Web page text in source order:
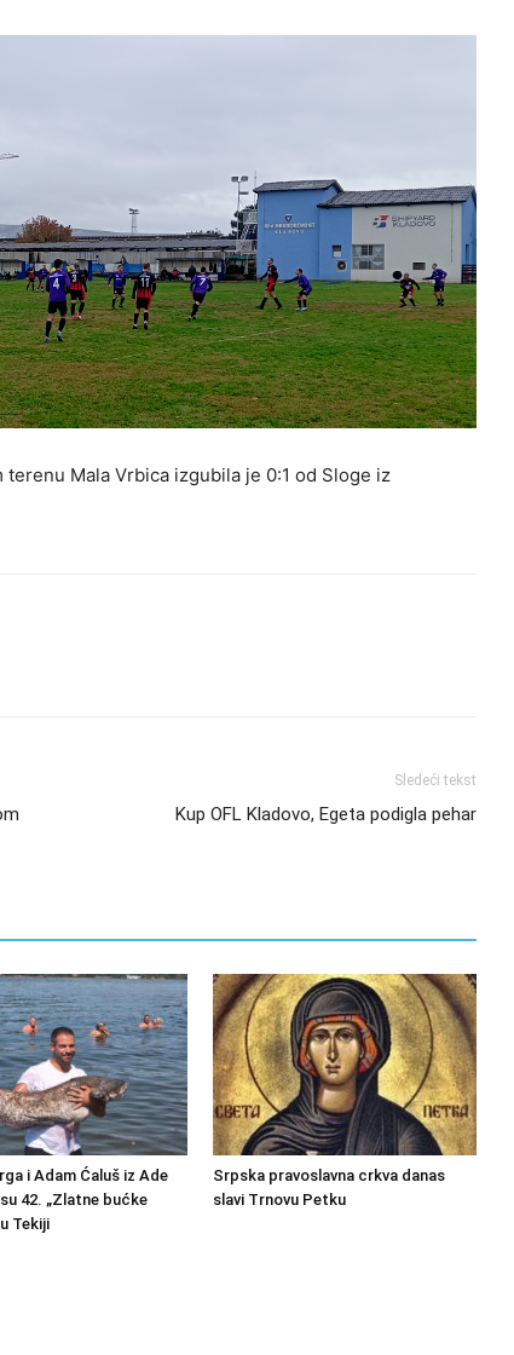
Mala Vrbica izgubila je 0:1 od Sloge iz
Sledeći tekst
Kup OFL Kladovo, Egeta podigla pehar
i Adam Ćaluš iz Ade
42. „Zlatne bućke
Tekiji
Srpska pravoslavna crkva danas
slavi Trnovu Petku